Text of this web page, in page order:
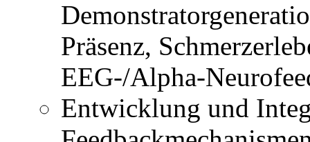
Präsenz,
EEG-/Alpha-
Entwicklung und